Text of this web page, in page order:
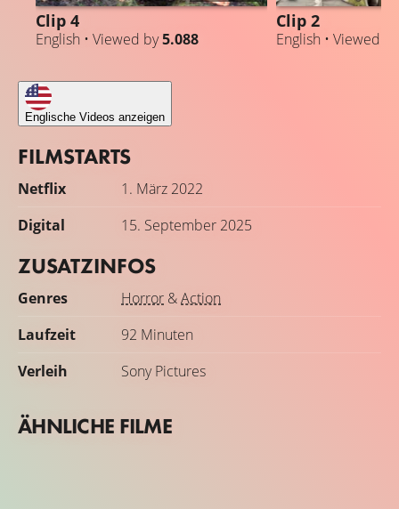
Clip 4
English • Viewed by5.088
Clip 2
English • Viewed
Englische Videos anzeigen
FILMSTARTS
Netflix
1. März 2022
Digital
15. September 2025
ZUSATZINFOS
Genres Horror &Action
Laufzeit
92 Minuten
Verleih
Sony Pictures
ÄHNLICHE FILME